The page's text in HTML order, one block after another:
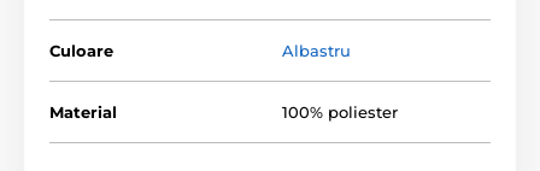
Culoare Albastru
Material 100% poliester